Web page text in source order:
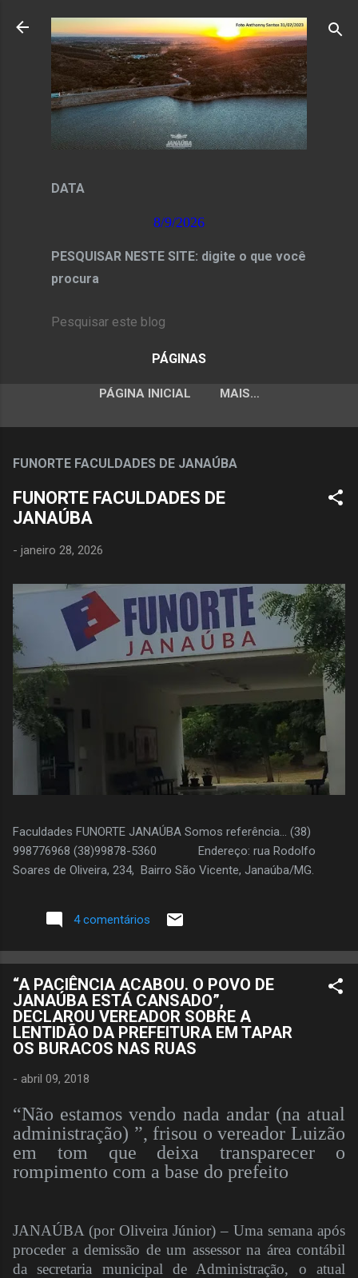
Pular para o conteúdo principal
DATA
8/9/2026
PESQUISAR NESTE SITE: digite o que você
procura
PÁGINAS
PÁGINA INICIAL MAIS…
FUNORTE FACULDADES DE JANAÚBA
FUNORTE FACULDADES DE
JANAÚBA
- janeiro 28, 2026
Faculdades FUNORTE JANAÚBA Somos referência... (38)
998776968 (38)99878-5360 Endereço: rua Rodolfo
Soares de Oliveira, 234, Bairro São Vicente, Janaúba/MG.
4 comentários
“A PACIÊNCIA ACABOU. O POVO DE
JANAÚBA ESTÁ CANSADO”,
DECLAROU VEREADOR SOBRE A
LENTIDÃO DA PREFEITURA EM TAPAR
OS BURACOS NAS RUAS
- abril 09, 2018
“Não estamos vendo nada andar (na atual
administração) ”, frisou o vereador Luizão
em tom que deixa transparecer o
rompimento com a base do prefeito
JANAÚBA (por Oliveira Júnior) – Uma semana após
proceder a demissão de um assessor na área contábil
da secretaria municipal de Administração, o atual